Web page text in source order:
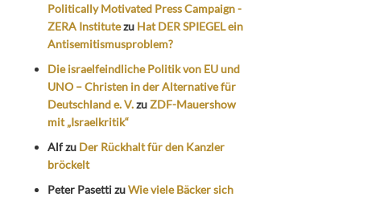
Politically Motivated Press Campaign -
ZERA Institutezu Hat DER SPIEGEL ein
Antisemitismusproblem?
Die israelfeindliche Politik von EU und
UNO – Christen in der Alternative für
Deutschland e. V.zuZDF-Mauershow
mit „Israelkritik“
Alfzu Der Rückhalt für den Kanzler
bröckelt
Peter PasettizuWie viele Bäcker sich